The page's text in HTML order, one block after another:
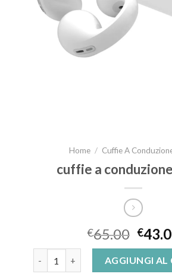
Home / Cuffie A
cuffie a
€65.00 €
AGGIUNGI AL